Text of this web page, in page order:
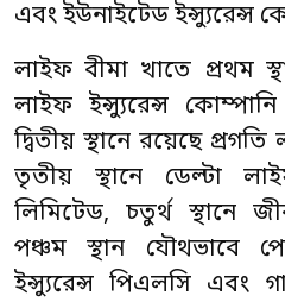
এবং ইউনাইটেড ইন্স্যুরেন্স
লাইফ বীমা খাতে প্রথম
লাইফ ইন্স্যুরেন্স
দ্বিতীয় স্থানে রয়েছে
তৃতীয় স্থানে ডেল্টা
লিমিটেড, চতুর্থ স্থানে
পঞ্চম স্থান যৌথভাবে
ইন্স্যুরেন্স পিএলসি এবং